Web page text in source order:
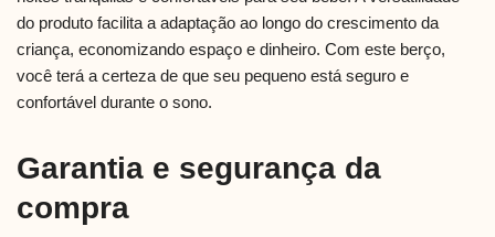
do produto facilita a adaptação ao longo do crescimento da
criança, economizando espaço e dinheiro. Com este berço,
você terá a certeza de que seu pequeno está seguro e
confortável durante o sono.
Garantia e segurança da
compra